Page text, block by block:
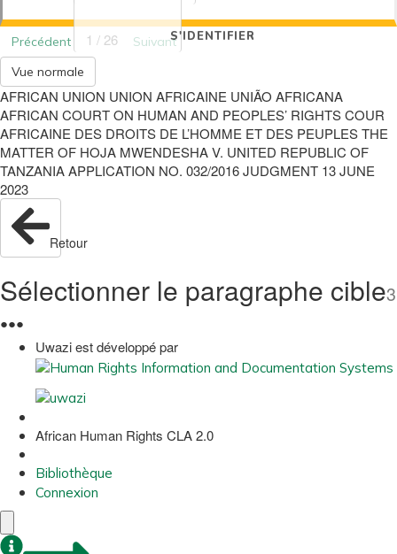
S'IDENTIFIER
Précédent 1 / 26
Suivant
Vue normale
AFRICAN UNION UNION AFRICAINE UNIÃO AFRICANA
AFRICAN COURT ON HUMAN AND PEOPLES’ RIGHTS COUR
AFRICAINE DES DROITS DE L’HOMME ET DES PEUPLES THE
MATTER OF HOJA MWENDESHA V. UNITED REPUBLIC OF
TANZANIA APPLICATION NO. 032/2016 JUDGMENT 13 JUNE
2023
Retour
Sélectionner le paragraphe cible3
●●●
Uwazi est développé par
African Human Rights CLA 2.0
Bibliothèque
Connexion